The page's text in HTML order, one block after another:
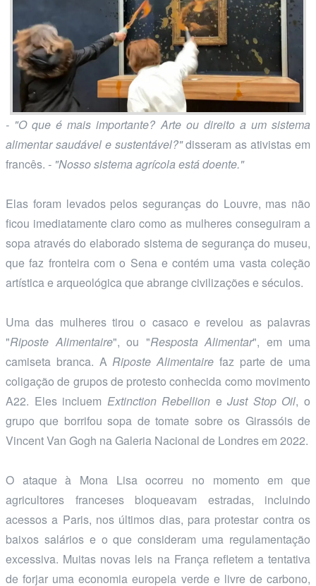
- "O que é mais importante? Arte ou direito a um sistema
alimentar saudável e sustentável?"disseram as ativistas em
francês. - "Nosso sistema agrícola está doente."
Elas foram levados pelos seguranças do Louvre, mas não
ficou imediatamente claro como as mulheres conseguiram a
sopa através do elaborado sistema de segurança do museu,
que faz fronteira com o Sena e contém uma vasta coleção
artística e arqueológica que abrange civilizações e séculos.
Uma das mulheres tirou o casaco e revelou as palavras
"Riposte Alimentaire", ou "Resposta Alimentar", em uma
camiseta branca. ARiposte Alimentaire faz parte de uma
coligação de grupos de protesto conhecida como movimento
A22. Eles incluem Extinction Rebellion eJust Stop Oil, o
grupo que borrifou sopa de tomate sobre os Girassóis de
Vincent Van Gogh na Galeria Nacional de Londres em 2022.
O ataque à Mona Lisa ocorreu no momento em que
agricultores franceses bloqueavam estradas, incluindo
acessos a Paris, nos últimos dias, para protestar contra os
baixos salários e o que consideram uma regulamentação
excessiva. Muitas novas leis na França refletem a tentativa
de forjar uma economia europeia verde e livre de carbono,